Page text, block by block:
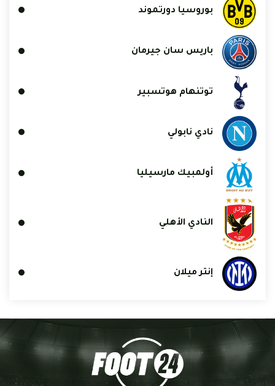
بوروسيا دورتموند
باريس سان جيرمان
توتنهام هوتسبير
نادي نابولي
أولمبيك مارسيليا
النادي الأهلي
إنتر ميلان